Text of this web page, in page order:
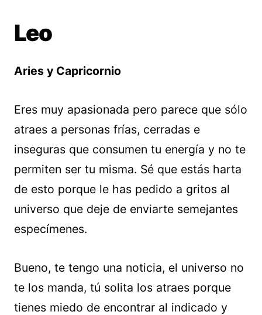
Leo
Aries y Capricornio
Eres muy apasionada pero parece que sólo
atraes a personas frías, cerradas e
inseguras que consumen tu energía y no te
permiten ser tu misma. Sé que estás harta
de esto porque le has pedido a gritos al
universo que deje de enviarte semejantes
especímenes.
Bueno, te tengo una noticia, el universo no
te los manda, tú solita los atraes porque
tienes miedo de encontrar al indicado y